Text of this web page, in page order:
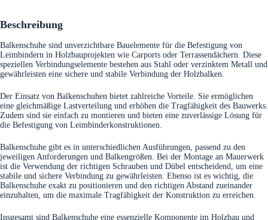
Beschreibung
Balkenschuhe sind unverzichtbare Bauelemente für die Befestigung von
Leimbindern in Holzbauprojekten wie Carports oder Terrassendächern. Diese
speziellen Verbindungselemente bestehen aus Stahl oder verzinktem Metall und
gewährleisten eine sichere und stabile Verbindung der Holzbalken.
Der Einsatz von Balkenschuhen bietet zahlreiche Vorteile. Sie ermöglichen
eine gleichmäßige Lastverteilung und erhöhen die Tragfähigkeit des Bauwerks.
Zudem sind sie einfach zu montieren und bieten eine zuverlässige Lösung für
die Befestigung von Leimbinderkonstruktionen.
Balkenschuhe gibt es in unterschiedlichen Ausführungen, passend zu den
jeweiligen Anforderungen und Balkengrößen. Bei der Montage an Mauerwerk
ist die Verwendung der richtigen Schrauben und Dübel entscheidend, um eine
stabile und sichere Verbindung zu gewährleisten. Ebenso ist es wichtig, die
Balkenschuhe exakt zu positionieren und den richtigen Abstand zueinander
einzuhalten, um die maximale Tragfähigkeit der Konstruktion zu erreichen.
Insgesamt sind Balkenschuhe eine essenzielle Komponente im Holzbau und